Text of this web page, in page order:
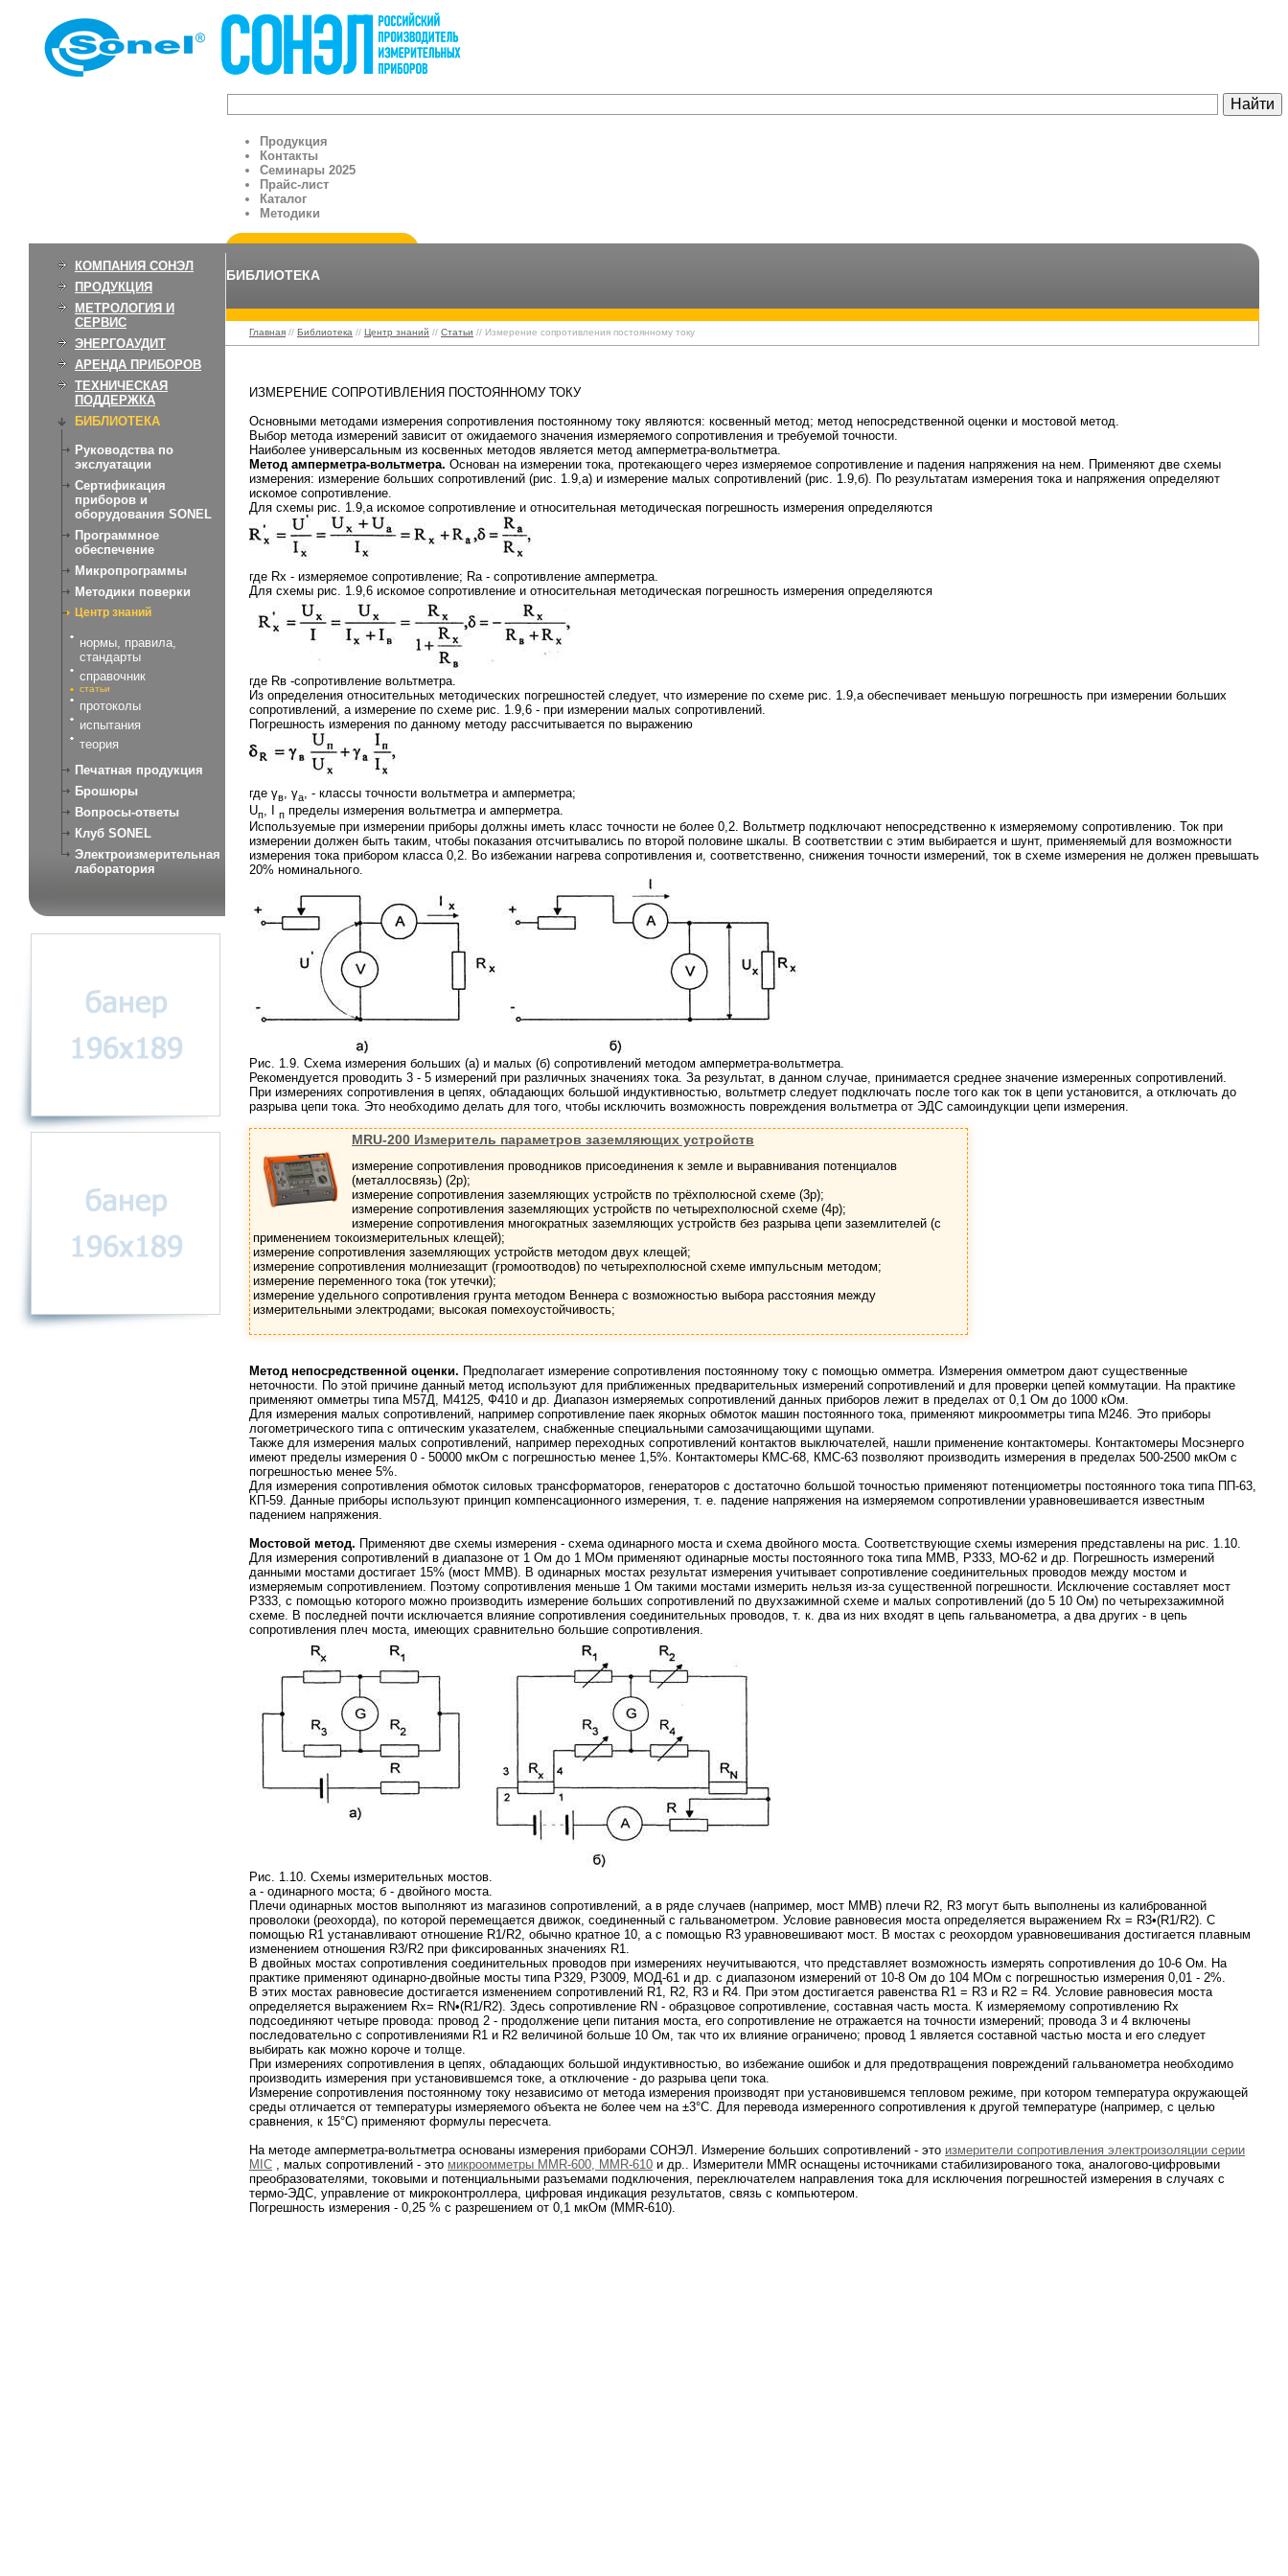
Продукция
Контакты
Семинары 2025
Прайс-лист
Каталог
Методики
КОМПАНИЯ СОНЭЛ
ПРОДУКЦИЯ
МЕТРОЛОГИЯ И
СЕРВИС
ЭНЕРГОАУДИТ
АРЕНДА ПРИБОРОВ
ТЕХНИЧЕСКАЯ
ПОДДЕРЖКА
БИБЛИОТЕКА
Руководства по
экслуатации
Сертификация
приборов и
оборудования SONEL
Программное
обеспечение
Микропрограммы
Методики поверки
Центр знаний
нормы, правила,
стандарты
справочник
статьи
протоколы
испытания
теория
Печатная продукция
Брошюры
Вопросы-ответы
Клуб SONEL
Электроизмерительная
лаборатория
БИБЛИОТЕКА
Главная // Библиотека // Центр знаний // Статьи // Измерение сопротивления постоянному току
ИЗМЕРЕНИЕ СОПРОТИВЛЕНИЯ ПОСТОЯННОМУ ТОКУ
Основными методами измерения сопротивления постоянному току являются: косвенный метод; метод непосредственной оценки и мостовой метод.
Выбор метода измерений зависит от ожидаемого значения измеряемого сопротивления и требуемой точности.
Наиболее универсальным из косвенных методов является метод амперметра-вольтметра.
Метод амперметра-вольтметра. Основан на измерении тока, протекающего через измеряемое сопротивление и падения напряжения на нем. Применяют две схемы
измерения: измерение больших сопротивлений (рис. 1.9,а) и измерение малых сопротивлений (рис. 1.9,б). По результатам измерения тока и напряжения определяют
искомое сопротивление.
Для схемы рис. 1.9,а искомое сопротивление и относительная методическая погрешность измерения определяются
где Rx - измеряемое сопротивление; Rа - сопротивление амперметра.
Для схемы рис. 1.9,6 искомое сопротивление и относительная методическая погрешность измерения определяются
где Rв -сопротивление вольтметра.
Из определения относительных методических погрешностей следует, что измерение по схеме рис. 1.9,а обеспечивает меньшую погрешность при измерении больших
сопротивлений, а измерение по схеме рис. 1.9,6 - при измерении малых сопротивлений.
Погрешность измерения по данному методу рассчитывается по выражению
где γв, γa, - классы точности вольтметра и амперметра;
Uп , I п пределы измерения вольтметра и амперметра.
Используемые при измерении приборы должны иметь класс точности не более 0,2. Вольтметр подключают непосредственно к измеряемому сопротивлению. Ток при
измерении должен быть таким, чтобы показания отсчитывались по второй половине шкалы. В соответствии с этим выбирается и шунт, применяемый для возможности
измерения тока прибором класса 0,2. Во избежании нагрева сопротивления и, соответственно, снижения точности измерений, ток в схеме измерения не должен превышать
20% номинального.
Рис. 1.9. Схема измерения больших (а) и малых (б) сопротивлений методом амперметра-вольтметра.
Рекомендуется проводить 3 - 5 измерений при различных значениях тока. За результат, в данном случае, принимается среднее значение измеренных сопротивлений.
При измерениях сопротивления в цепях, обладающих большой индуктивностью, вольтметр следует подключать после того как ток в цепи установится, а отключать до
разрыва цепи тока. Это необходимо делать для того, чтобы исключить возможность повреждения вольтметра от ЭДС самоиндукции цепи измерения.
MRU-200 Измеритель параметров заземляющих устройств
измерение сопротивления проводников присоединения к земле и выравнивания потенциалов
(металлосвязь) (2p);
измерение сопротивления заземляющих устройств по трёхполюсной схеме (3p);
измерение сопротивления заземляющих устройств по четырехполюсной схеме (4p);
измерение сопротивления многократных заземляющих устройств без разрыва цепи заземлителей (с
применением токоизмерительных клещей);
измерение сопротивления заземляющих устройств методом двух клещей;
измерение сопротивления молниезащит (громоотводов) по четырехполюсной схеме импульсным методом;
измерение переменного тока (ток утечки);
измерение удельного сопротивления грунта методом Веннера с возможностью выбора расстояния между
измерительными электродами; высокая помехоустойчивость;
Метод непосредственной оценки. Предполагает измерение сопротивления постоянному току с помощью омметра. Измерения омметром дают существенные
неточности. По этой причине данный метод используют для приближенных предварительных измерений сопротивлений и для проверки цепей коммутации. На практике
применяют омметры типа М57Д, М4125, Ф410 и др. Диапазон измеряемых сопротивлений данных приборов лежит в пределах от 0,1 Ом до 1000 кОм.
Для измерения малых сопротивлений, например сопротивление паек якорных обмоток машин постоянного тока, применяют микроомметры типа М246. Это приборы
логометрического типа с оптическим указателем, снабженные специальными самозачищающими щупами.
Также для измерения малых сопротивлений, например переходных сопротивлений контактов выключателей, нашли применение контактомеры. Контактомеры Мосэнерго
имеют пределы измерения 0 - 50000 мкОм с погрешностью менее 1,5%. Контактомеры КМС-68, КМС-63 позволяют производить измерения в пределах 500-2500 мкОм с
погрешностью менее 5%.
Для измерения сопротивления обмоток силовых трансформаторов, генераторов с достаточно большой точностью применяют потенциометры постоянного тока типа ПП-63,
КП-59. Данные приборы используют принцип компенсационного измерения, т. е. падение напряжения на измеряемом сопротивлении уравновешивается известным
падением напряжения.
Мостовой метод. Применяют две схемы измерения - схема одинарного моста и схема двойного моста. Соответствующие схемы измерения представлены на рис. 1.10.
Для измерения сопротивлений в диапазоне от 1 Ом до 1 МОм применяют одинарные мосты постоянного тока типа ММВ, Р333, МО-62 и др. Погрешность измерений
данными мостами достигает 15% (мост ММВ). В одинарных мостах результат измерения учитывает сопротивление соединительных проводов между мостом и
измеряемым сопротивлением. Поэтому сопротивления меньше 1 Ом такими мостами измерить нельзя из-за существенной погрешности. Исключение составляет мост
P333, с помощью которого можно производить измерение больших сопротивлений по двухзажимной схеме и малых сопротивлений (до 5 10 Ом) по четырехзажимной
схеме. В последней почти исключается влияние сопротивления соединительных проводов, т. к. два из них входят в цепь гальванометра, а два других - в цепь
сопротивления плеч моста, имеющих сравнительно большие сопротивления.
Рис. 1.10. Схемы измерительных мостов.
а - одинарного моста; б - двойного моста.
Плечи одинарных мостов выполняют из магазинов сопротивлений, а в ряде случаев (например, мост ММВ) плечи R2, R3 могут быть выполнены из калиброванной
проволоки (реохорда), по которой перемещается движок, соединенный с гальванометром. Условие равновесия моста определяется выражением Rх = R3•(R1/R2). С
помощью R1 устанавливают отношение R1/R2, обычно кратное 10, а с помощью R3 уравновешивают мост. В мостах с реохордом уравновешивания достигается плавным
изменением отношения R3/R2 при фиксированных значениях R1.
В двойных мостах сопротивления соединительных проводов при измерениях неучитываются, что представляет возможность измерять сопротивления до 10-6 Ом. На
практике применяют одинарно-двойные мосты типа P329, P3009, МОД-61 и др. с диапазоном измерений от 10-8 Ом до 104 МОм с погрешностью измерения 0,01 - 2%.
В этих мостах равновесие достигается изменением сопротивлений R1, R2, R3 и R4. При этом достигается равенства R1 = R3 и R2 = R4. Условие равновесия моста
определяется выражением Rх= RN•(R1/R2). Здесь сопротивление RN - образцовое сопротивление, составная часть моста. К измеряемому сопротивлению Rх
подсоединяют четыре провода: провод 2 - продолжение цепи питания моста, его сопротивление не отражается на точности измерений; провода 3 и 4 включены
последовательно с сопротивлениями R1 и R2 величиной больше 10 Ом, так что их влияние ограничено; провод 1 является составной частью моста и его следует
выбирать как можно короче и толще.
При измерениях сопротивления в цепях, обладающих большой индуктивностью, во избежание ошибок и для предотвращения повреждений гальванометра необходимо
производить измерения при установившемся токе, а отключение - до разрыва цепи тока.
Измерение сопротивления постоянному току независимо от метода измерения производят при установившемся тепловом режиме, при котором температура окружающей
среды отличается от температуры измеряемого объекта не более чем на ±3°С. Для перевода измеренного сопротивления к другой температуре (например, с целью
сравнения, к 15°С) применяют формулы пересчета.
На методе амперметра-вольтметра основаны измерения приборами СОНЭЛ. Измерение больших сопротивлений - это измерители сопротивления электроизоляции серии
MIC , малых сопротивлений - это микроомметры MMR-600, MMR-610 и др.. Измерители MMR оснащены источниками стабилизированого тока, аналогово-цифровыми
преобразователями, токовыми и потенциальными разъемами подключения, переключателем направления тока для исключения погрешностей измерения в случаях с
термо-ЭДС, управление от микроконтроллера, цифровая индикация результатов, связь с компьютером.
Погрешность измерения - 0,25 % с разрешением от 0,1 мкОм (MMR-610).